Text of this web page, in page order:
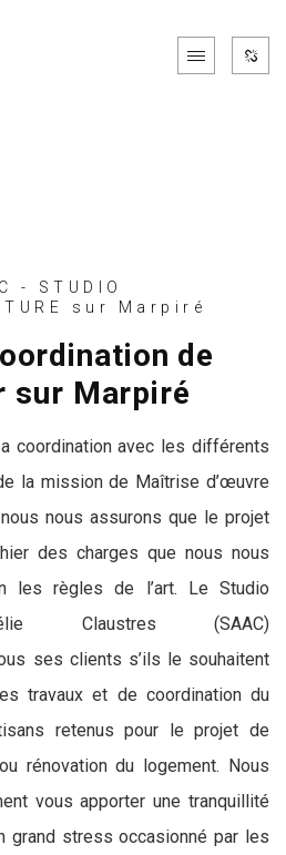
- STUDIO
sur Marpiré
de
sur Marpiré
coordination avec les différents
la mission de Maîtrise d’œuvre
nous assurons que le projet
des charges que nous nous
les règles de l’art. Le Studio
Claustres (SAAC)
ses clients s’ils le souhaitent
travaux et de coordination du
retenus pour le projet de
rénovation du logement. Nous
vous apporter une tranquillité
grand stress occasionné par les